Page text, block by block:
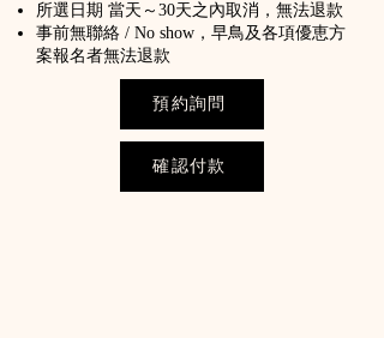
所選日期 當天～30天之內取消，無法退款
事前無聯絡 / No show，早鳥及各項優恵方
案報名者無法退款
預約詢問
確認付款